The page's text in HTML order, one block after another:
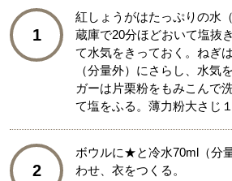
1
紅しょうがはたっぷりの水
蔵庫で20分ほどおいて塩抜
て水気をきっておく。ねぎ
（分量外）にさらし、水気
ガーは片栗粉をもみこんで
て塩をふる。薄力粉大さじ
2
ボウルに★と冷水70ml（分
わせ、衣をつくる。